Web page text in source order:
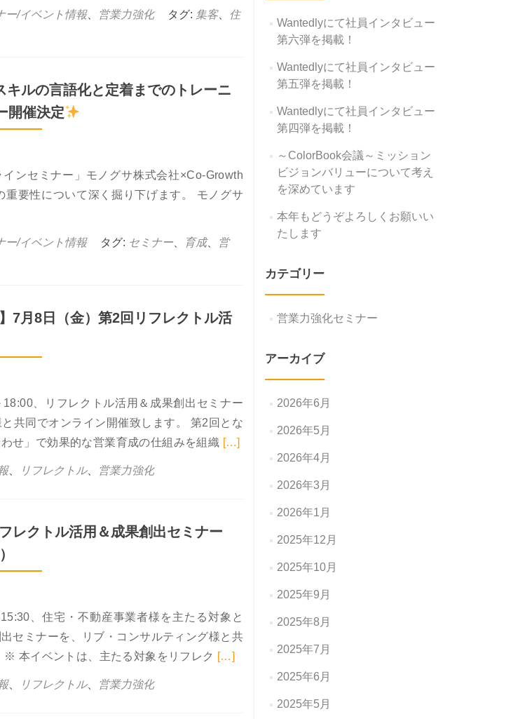
ー/イベント情報、 営業力強化 タグ: 集客、 住
キルの言語化と定着までのトレーニ
開催決定
ンセミナー」モノグサ株式会社×Co-Growth
重要性について深く掘り下げます。 モノグサ
スキルの言語化と定着までのトレーニング」オンラインセミナー開催決定
ー/イベント情報 タグ: セミナー 育成、
営
7月8日（金）第2回リフレクトル活
、リフレクトル活用＆成果創出セミナー
共同でオンライン開催致します。 第2回とな
せ」で効果的な営業育成の仕組みを組織 Read more about 【無料WEBセミナー開催】7月8日（金
[…]
、 リフレクトル、 営業力強化
レクトル活用＆成果創出セミナー
、住宅・不動産事業者様を主たる対象と
セミナーを、リブ・コンサルティング様と共
※ 本イベントは、主たる対象をリフレク Read more about 【WEBセミナー開催】リフレクトル活
[…]
、 リフレクトル、 営業力強化
Wantedlyにて社員インタビュー
第六弾を掲載！
Wantedlyにて社員インタビュー
第五弾を掲載！
Wantedlyにて社員インタビュー
第四弾を掲載！
～ColorBook会議～ミッション
ビジョンバリューについて考え
を深めています
本年もどうぞよろしくお願いい
たします
カテゴリー
営業力強化セミナー
アーカイブ
2026年6月
2026年5月
2026年4月
2026年3月
2026年1月
2025年12月
2025年10月
2025年9月
2025年8月
2025年7月
2025年6月
2025年5月